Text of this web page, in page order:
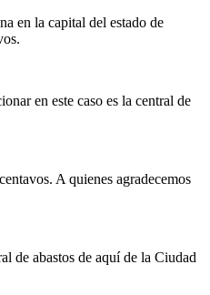
en la capital del estado de
en este caso es la central de
A quienes agradecemos
de abastos de aquí de la Ciudad